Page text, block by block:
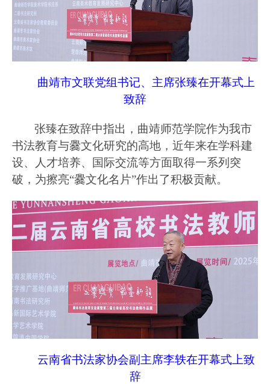
曲靖市文联党组书记、主席张臻在开幕式上
致辞
张臻在致辞中指出，曲靖师范学院作为我市
书法教育与爨文化研究的高地，近年来在学科建
设、人才培养、国际交流等方面取得一系列突
破，为擦亮“爨文化名片”作出了积极贡献。
云南省书法家协会副主席李轶在开幕式上致
辞